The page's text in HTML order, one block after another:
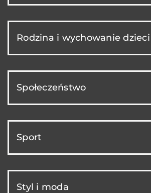
Rodzina i wychowanie dzieci
Społeczeństwo
Sport
Styl i moda